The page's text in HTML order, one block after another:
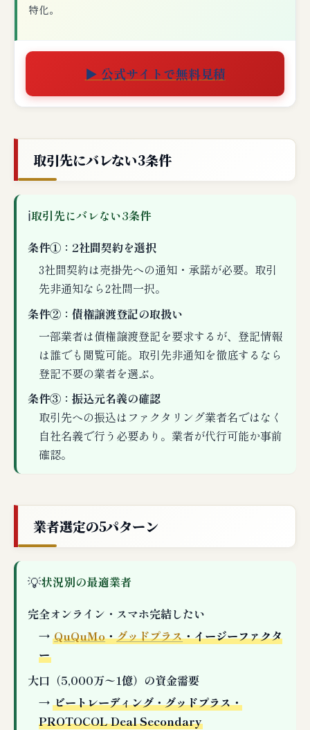
特化。
▶ 公式サイトで無料見積
取引先にバレない3条件
ℹ取引先にバレない3条件
条件①：2社間契約を選択
3社間契約は売掛先への通知・承諾が必要。取引
先非通知なら2社間一択。
条件②：債権譲渡登記の取扱い
一部業者は債権譲渡登記を要求するが、登記情報
は誰でも閲覧可能。取引先非通知を徹底するなら
登記不要の業者を選ぶ。
条件③：振込元名義の確認
取引先への振込はファクタリング業者名ではなく
自社名義で行う必要あり。業者が代行可能か事前
確認。
業者選定の5パターン
💡状況別の最適業者
完全オンライン・スマホ完結したい
→QuQuMo・グッドプラス・イージーファクタ
ー
大口（5,000万〜1億）の資金需要
→ビートレーディング・グッドプラス・
PROTOCOL Deal Secondary